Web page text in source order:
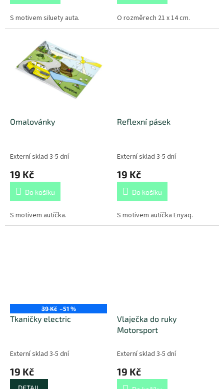
S motivem siluety auta. O rozměrech 21 x 14 cm.
Omalovánky
Externí sklad 3-5 dní
19 Kč
Do košíku
S motivem autíčka.
Reflexní pásek
Externí sklad 3-5 dní
19 Kč
Do košíku
S motivem autíčka Enyaq.
39 Kč –51 %
Tkaničky electric
Externí sklad 3-5 dní
19 Kč
Vlaječka do ruky
Motorsport
Externí sklad 3-5 dní
19 Kč